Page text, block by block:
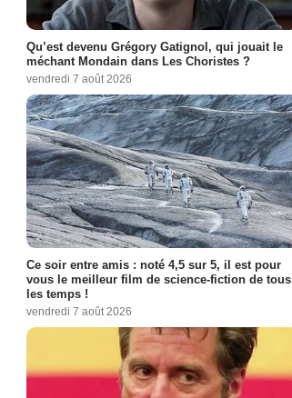
Qu’est devenu Grégory Gatignol, qui jouait le
méchant Mondain dans Les Choristes ?
vendredi 7 août 2026
Ce soir entre amis : noté 4,5 sur 5, il est pour
vous le meilleur film de science-fiction de tous
les temps !
vendredi 7 août 2026